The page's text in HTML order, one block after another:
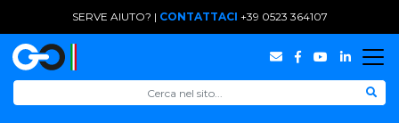
SERVE AIUTO? | CONTATTACI +39 0523 364107